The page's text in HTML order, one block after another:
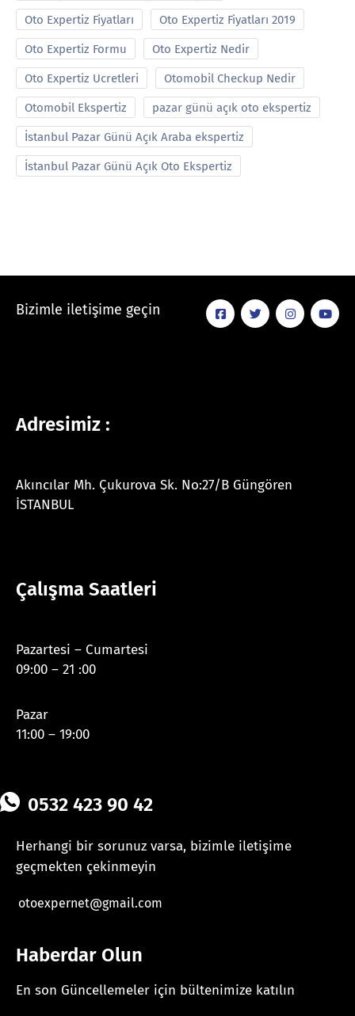
Oto Expertiz Fiyatları Oto Expertiz Fiyatları 2019
Oto Expertiz Formu Oto Expertiz Nedir
Oto Expertiz Ucretleri Otomobil Checkup Nedir
Otomobil Ekspertiz pazar günü açık oto ekspertiz
İstanbul Pazar Günü Açık Araba ekspertiz
İstanbul Pazar Günü Açık Oto Ekspertiz
Bizimle iletişime geçin
Adresimiz :
Akıncılar Mh. Çukurova Sk. No:27/B Güngören
İSTANBUL
Çalışma Saatleri
Pazartesi – Cumartesi
09:00 – 21 :00
Pazar
11:00 – 19:00
0532 423 90 42
Herhangi bir sorunuz varsa, bizimle iletişime
geçmekten çekinmeyin
otoexpernet@gmail.com
Haberdar Olun
En son Güncellemeler için bültenimize katılın